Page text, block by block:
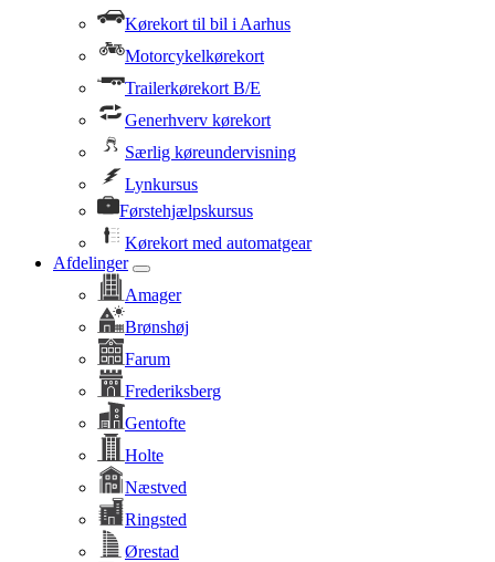
Kørekort til bil i Aarhus
Motorcykelkørekort
Trailerkørekort B/E
Generhverv kørekort
Særlig køreundervisning
Lynkursus
Førstehjælpskursus
Kørekort med automatgear
Afdelinger
Amager
Brønshøj
Farum
Frederiksberg
Gentofte
Holte
Næstved
Ringsted
Ørestad